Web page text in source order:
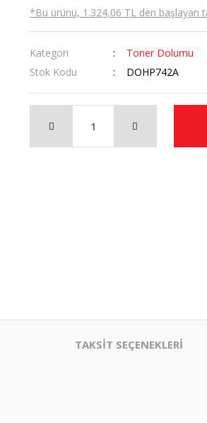
*Bu ürünü, 1.324,06 TL den başlayan
Kategori
Toner Dolumu
Stok Kodu
DOHP742A
TAKSİT SEÇENEKLERİ